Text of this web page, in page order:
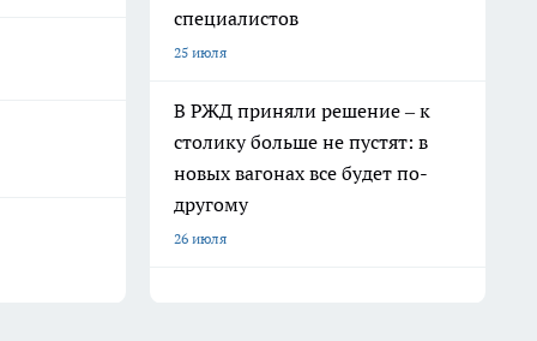
специалистов
25 июля
В РЖД приняли решение – к
столику больше не пустят: в
новых вагонах все будет по-
другому
26 июля